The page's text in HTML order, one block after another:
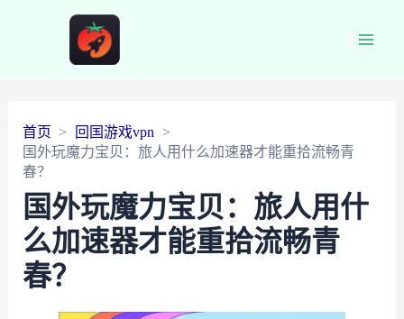
首页
回国游戏vpn
国外玩魔力宝贝：旅人用什么加速器才能重拾流畅青
春？
国外玩魔力宝贝：旅人用什
么加速器才能重拾流畅青
春？